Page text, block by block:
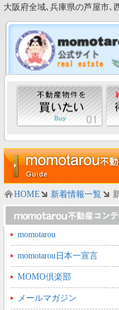
大阪府全域､兵庫県の芦屋市､
HOME 新着情報一覧
momotarou
momotarou日本一宣言
MOMO倶楽部
メールマガジン